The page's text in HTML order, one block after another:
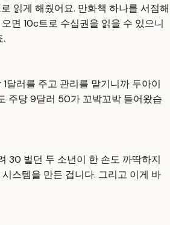
읽게 해줬어요. 만화책 하나를 서점해
면 10c트로 수십권을 읽을 수 있으니
.
달러를 주고 관리를 맡기니까 두아이
주당 9달러 50가 꼬박꼬박 들어왔습
30 벌던 두 소년이 한 손도 까딱하지
스템을 만든 겁니다. 그리고 이게 바